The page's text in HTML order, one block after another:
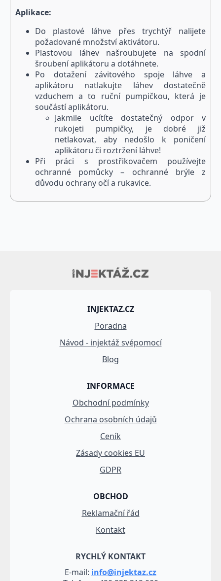
Aplikace:
Do plastové láhve přes trychtýř nalijete
požadované množství aktivátoru.
Plastovou láhev našroubujete na spodní
šroubení aplikátoru a dotáhnete.
Po dotažení závitového spoje láhve a
aplikátoru natlakujte láhev dostatečně
vzduchem a to ruční pumpičkou, která je
součástí aplikátoru.
Jakmile ucítíte dostatečný odpor v
rukojeti pumpičky, je dobré již
netlakovat, aby nedošlo k poničení
aplikátoru či roztržení láhve!
Při práci s prostřikovačem používejte
ochranné pomůcky – ochranné brýle z
důvodu ochrany očí a rukavice.
INJEKTAZ.CZ
Poradna
Návod - injektáž svépomocí
Blog
INFORMACE
Obchodní podmínky
Ochrana osobních údajů
Ceník
Zásady cookies EU
GDPR
OBCHOD
Reklamační řád
Kontakt
RYCHLÝ KONTAKT
E-mail: info@injektaz.cz